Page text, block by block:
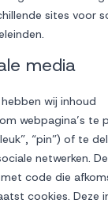
sites voor
media
wij inhoud
webpagina’s te
“pin”) of te
netwerken.
code die
cookies. Deze